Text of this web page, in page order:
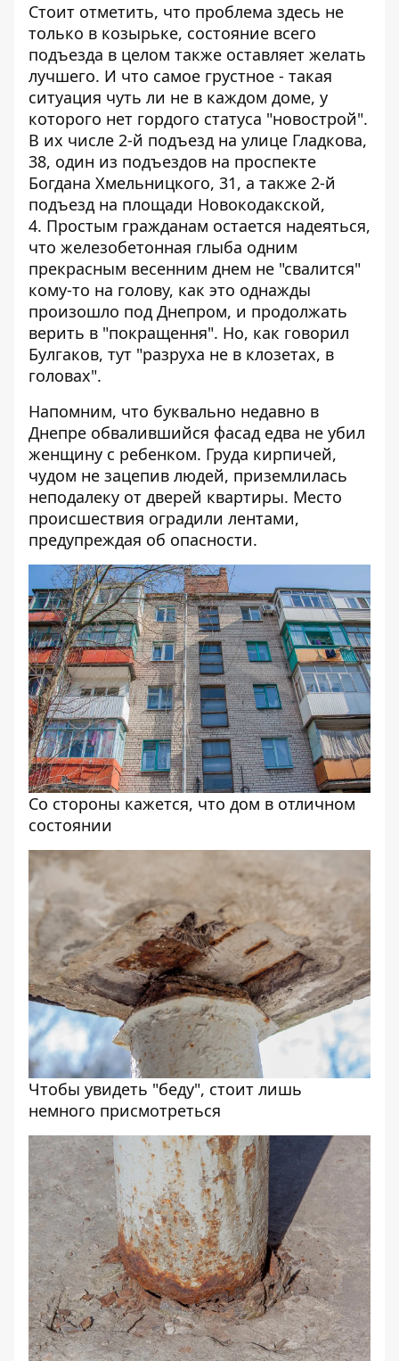
Стоит отметить, что проблема здесь не
только в козырьке, состояние всего
подъезда в целом также оставляет желать
лучшего. И что самое грустное - такая
ситуация чуть ли не в каждом доме, у
которого нет гордого статуса "новострой".
В их числе 2-й подъезд на улице Гладкова,
38, один из подъездов на проспекте
Богдана Хмельницкого, 31, а также 2-й
подъезд на площади Новокодакской,
4. Простым гражданам остается надеяться,
что железобетонная глыба одним
прекрасным весенним днем не "свалится"
кому-то на голову, как это однажды
произошло под Днепром, и продолжать
верить в "покращення". Но, как говорил
Булгаков, тут "разруха не в клозетах, в
головах".
Напомним, что буквально недавно в
Днепре обвалившийся фасад едва не убил
женщину с ребенком. Груда кирпичей,
чудом не зацепив людей, приземлилась
неподалеку от дверей квартиры. Место
происшествия оградили лентами,
предупреждая об опасности.
Со стороны кажется, что дом в отличном
состоянии
Чтобы увидеть "беду", стоит лишь
немного присмотреться